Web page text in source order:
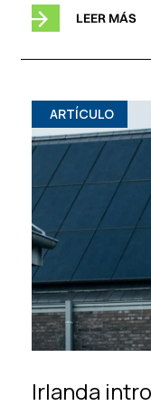
LEER MÁS
ARTÍCULO
Irlanda